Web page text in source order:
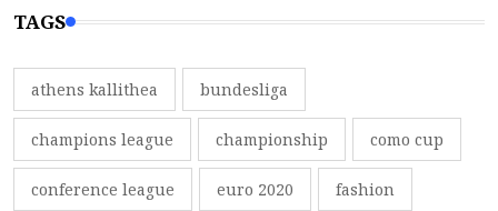
TAGS
athens kallithea bundesliga
champions league championship como cup
conference league euro 2020 fashion